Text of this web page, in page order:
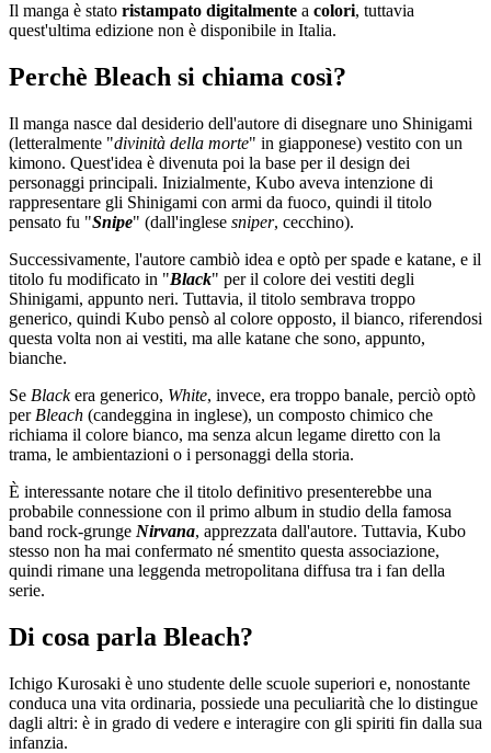
Il manga è stato ristampato digitalmente a colori, tuttavia
quest'ultima edizione non è disponibile in Italia.
Perchè Bleach si chiama così?
Il manga nasce dal desiderio dell'autore di disegnare uno Shinigami
(letteralmente "divinità della morte" in giapponese) vestito con un
kimono. Quest'idea è divenuta poi la base per il design dei
personaggi principali. Inizialmente, Kubo aveva intenzione di
rappresentare gli Shinigami con armi da fuoco, quindi il titolo
pensato fu "Snipe" (dall'inglese sniper, cecchino).
Successivamente, l'autore cambiò idea e optò per spade e katane, e il
titolo fu modificato in "Black" per il colore dei vestiti degli
Shinigami, appunto neri. Tuttavia, il titolo sembrava troppo
generico, quindi Kubo pensò al colore opposto, il bianco, riferendosi
questa volta non ai vestiti, ma alle katane che sono, appunto,
bianche.
Se Blackera generico, White, invece, era troppo banale, perciò optò
per Bleach (candeggina in inglese), un composto chimico che
richiama il colore bianco, ma senza alcun legame diretto con la
trama, le ambientazioni o i personaggi della storia.
È interessante notare che il titolo definitivo presenterebbe una
probabile connessione con il primo album in studio della famosa
band rock-grunge Nirvana, apprezzata dall'autore. Tuttavia, Kubo
stesso non ha mai confermato né smentito questa associazione,
quindi rimane una leggenda metropolitana diffusa tra i fan della
serie.
Di cosa parla Bleach?
Ichigo Kurosaki è uno studente delle scuole superiori e, nonostante
conduca una vita ordinaria, possiede una peculiarità che lo distingue
dagli altri: è in grado di vedere e interagire con gli spiriti fin dalla sua
infanzia.